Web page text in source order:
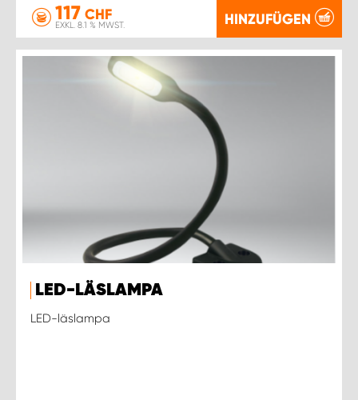
117 CHF
EXKL. 8.1 % MWST. HINZUFÜGEN
LED-LÄSLAMPA
LED-läslampa